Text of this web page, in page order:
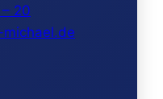
20